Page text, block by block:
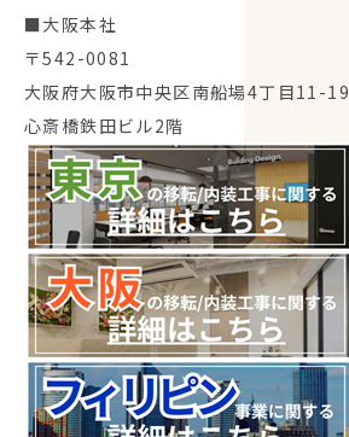
■大阪本社
〒542-0081
大阪府大阪市中央区南船場4丁目11-19
心斎橋鉄田ビル2階